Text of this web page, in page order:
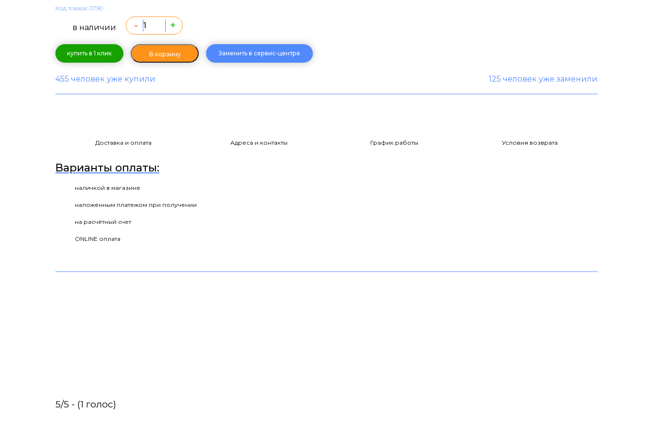
Код товара: 0790
в наличии - +
купить в 1 клик В корзину Заменить в сервис-центре
455 человек уже купили 125 человек уже заменили
Доставка и оплата Адреса и контакты График работы Условия возврата
Варианты оплаты:
наличкой в магазине
наложенным платежом при получении
на расчётный счет
ONLINE оплата
5/5 - (1 голос)